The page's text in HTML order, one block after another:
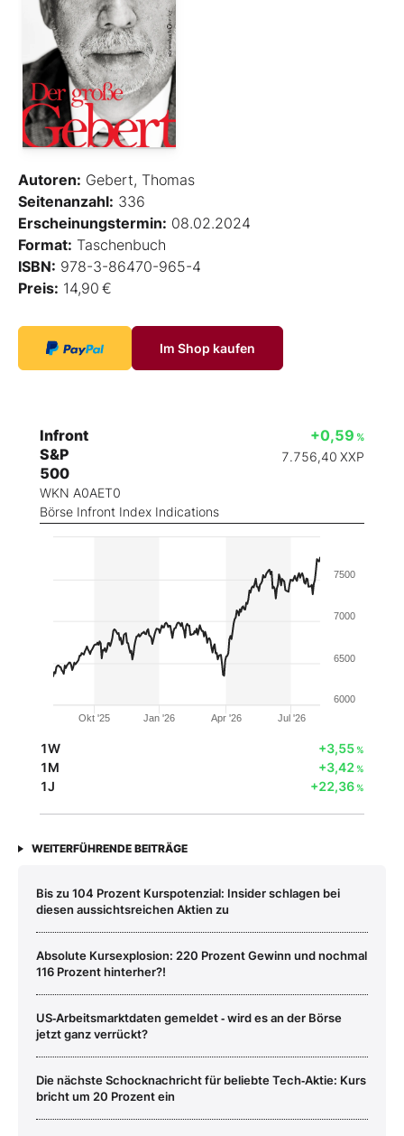
Autoren: Gebert, Thomas
Seitenanzahl: 336
Erscheinungstermin: 08.02.2024
Format: Taschenbuch
ISBN: 978-3-86470-965-4
Preis: 14,90 €
Im Shop kaufen
Infront
S&P
500
WKN A0AET0
Börse Infront Index Indications
+0,59 %
7.756,40 XXP
Okt '25 Jan '26 Apr '26 Jul '26
6000
6500
7000
7500
1W +3,55%
1M +3,42%
1J +22,36%
WEITERFÜHRENDE BEITRÄGE
Bis zu 104 Prozent Kurspotenzial: Insider schlagen bei
diesen aussichtsreichen Aktien zu
Absolute Kursexplosion: 220 Prozent Gewinn und nochmal
116 Prozent hinterher?!
US‑Arbeitsmarktdaten gemeldet ‑ wird es an der Börse
jetzt ganz verrückt?
Die nächste Schocknachricht für beliebte Tech‑Aktie: Kurs
bricht um 20 Prozent ein